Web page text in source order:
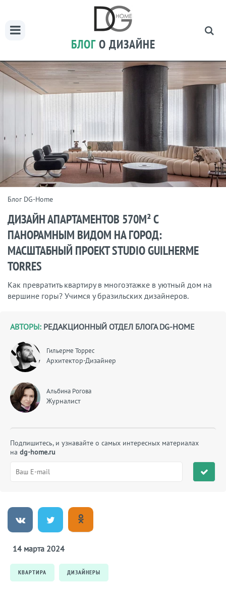
БЛОГ О ДИЗАЙНЕ
Блог DG-Home
ДИЗАЙН АПАРТАМЕНТОВ 570М² С
ПАНОРАМНЫМ ВИДОМ НА ГОРОД:
МАСШТАБНЫЙ ПРОЕКТ STUDIO GUILHERME
TORRES
Как превратить квартиру в многоэтажке в уютный дом на
вершине горы? Учимся у бразильских дизайнеров.
АВТОРЫ: РЕДАКЦИОННЫЙ ОТДЕЛ БЛОГА DG-HOME
Гильерме Торрес
Архитектор-Дизайнер
Альбина Рогова
Журналист
Подпишитесь, и узнавайте о самых интересных материалах
на dg-home.ru
14 марта 2024
КВАРТИРА ДИЗАЙНЕРЫ